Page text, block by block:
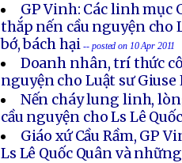
GP Vinh: Các linh mục
thắp nến cầu nguyện cho
bớ, bách hại-- posted on 10 Apr 2011
Doanh nhân, trí thức
nguyện cho Luật sư Giuse
Nến cháy lung linh,
cầu nguyện cho Ls Lê
Giáo xứ Cầu Rầm, GP
Ls Lê Quốc Quân và